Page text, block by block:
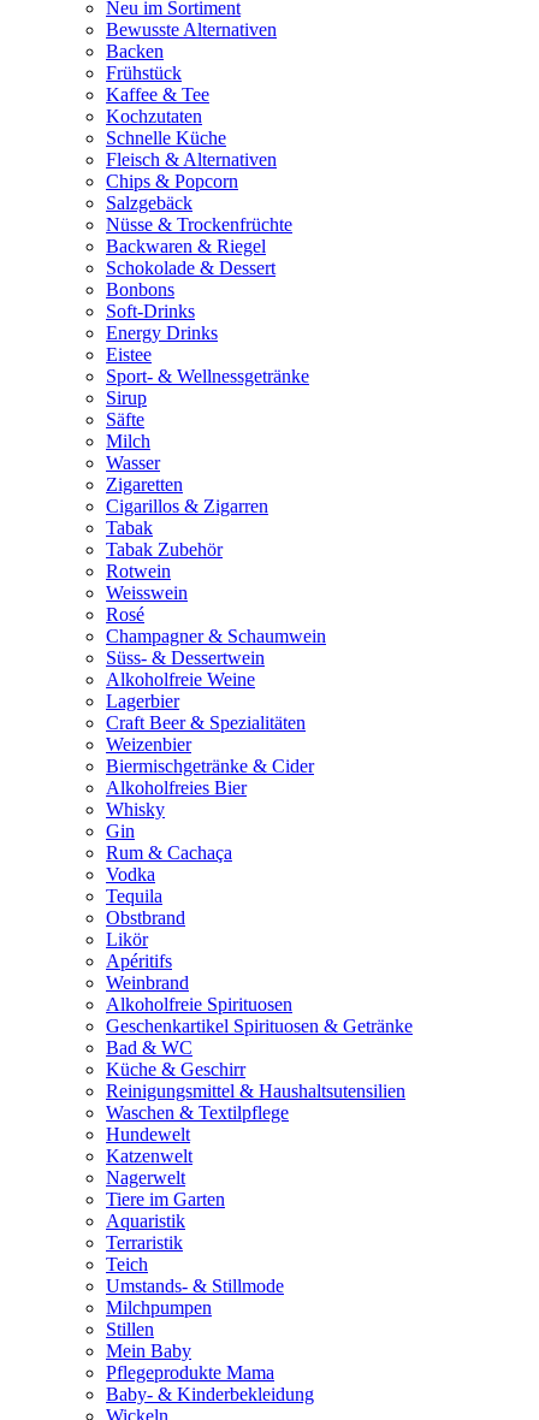
Neu im Sortiment
Bewusste Alternativen
Backen
Frühstück
Kaffee & Tee
Kochzutaten
Schnelle Küche
Fleisch & Alternativen
Chips & Popcorn
Salzgebäck
Nüsse & Trockenfrüchte
Backwaren & Riegel
Schokolade & Dessert
Bonbons
Soft-Drinks
Energy Drinks
Eistee
Sport- & Wellnessgetränke
Sirup
Säfte
Milch
Wasser
Zigaretten
Cigarillos & Zigarren
Tabak
Tabak Zubehör
Rotwein
Weisswein
Rosé
Champagner & Schaumwein
Süss- & Dessertwein
Alkoholfreie Weine
Lagerbier
Craft Beer & Spezialitäten
Weizenbier
Biermischgetränke & Cider
Alkoholfreies Bier
Whisky
Gin
Rum & Cachaça
Vodka
Tequila
Obstbrand
Likör
Apéritifs
Weinbrand
Alkoholfreie Spirituosen
Geschenkartikel Spirituosen & Getränke
Bad & WC
Küche & Geschirr
Reinigungsmittel & Haushaltsutensilien
Waschen & Textilpflege
Hundewelt
Katzenwelt
Nagerwelt
Tiere im Garten
Aquaristik
Terraristik
Teich
Umstands- & Stillmode
Milchpumpen
Stillen
Mein Baby
Pflegeprodukte Mama
Baby- & Kinderbekleidung
Wickeln